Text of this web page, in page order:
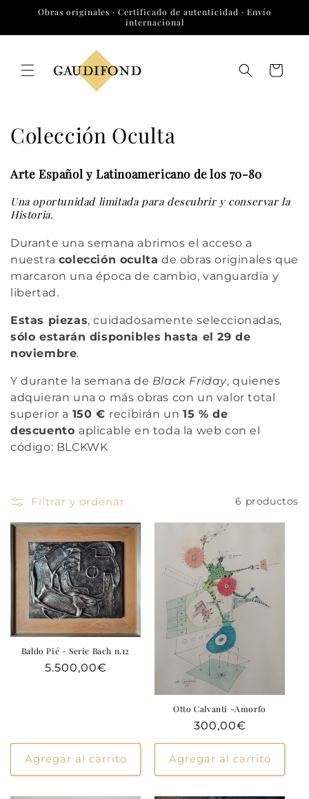
directamente
Obras originales · Certificado de autenticidad · Envío
internacional
Carrito
C
e
c
c
i
ó
n
:
Colección Oculta
Arte Español y Latinoamericano de los 70-80
Una oportunidad limitada para descubrir y conservar la
Historia.
Durante una semana abrimos el acceso a
nuestra colección oculta de obras originales que
marcaron una época de cambio, vanguardia y
libertad.
Estas piezas, cuidadosamente seleccionadas,
sólo estarán disponibles hasta el 29 de
noviembre.
Y durante la semana de Black Friday, quienes
adquieran una o más obras con un valor total
superior a 150 € recibirán un15 % de
descuento aplicable en toda la web con el
código: BLCKWK
Filtrar y ordenar 6 productos
Baldo Pié - Serie Bach n.12
Precio
5.500,00€
Agregar al carrito
Otto Calvanti -Amorfo
Precio
habitual
300,00€
Agregar al carrito